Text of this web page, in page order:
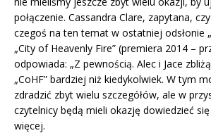
połączenie. Cassandra Clare, zapytana,
czegoś na ten temat w ostatniej odsłonie
„City of Heavenly Fire” (premiera 2014 –
odpowiada: „Z pewnością. Alec i Jace
„CoHF” bardziej niż kiedykolwiek. W tym
zdradzić zbyt wielu szczegółów, ale w
czytelnicy będą mieli okazję dowiedzieć
więcej.